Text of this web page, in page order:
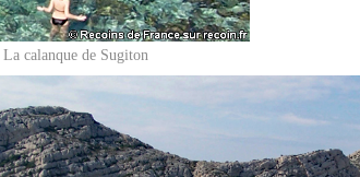
La calanque de Sugiton